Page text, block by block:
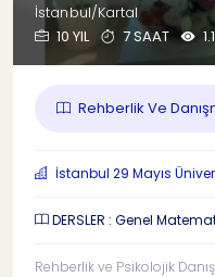
İstanbul/Kartal
10 YIL
7 SAAT
Rehberlik Ve
İstanbul 29 Mayıs
DERSLER : Genel
Rehberlik ve Psikolojik